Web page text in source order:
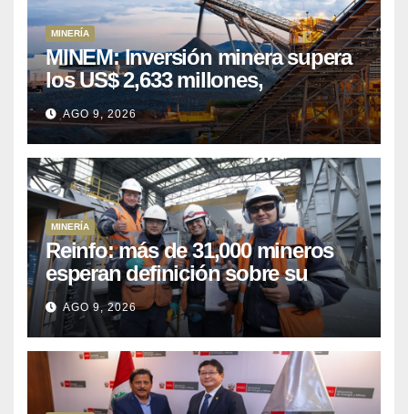
MINERÍA
MINEM: Inversión minera supera
los US$ 2,633 millones,
consolidando el dinamismo del
sector
AGO 9, 2026
MINERÍA
Reinfo: más de 31,000 mineros
esperan definición sobre su
proceso de formalización
AGO 9, 2026